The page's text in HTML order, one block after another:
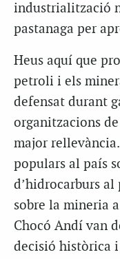
industrialització
pastanaga per
Heus aquí que
petroli i els
defensat durant
organitzacions de
major
populars al país
d’hidrocarburs
sobre la mineria
Chocó Andí van
decisió històrica